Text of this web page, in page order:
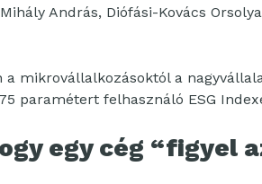
András, Diófási-Kovács
a mikrovállalkozásoktól a
paramétert felhasználó ESG
egy cég “figyel